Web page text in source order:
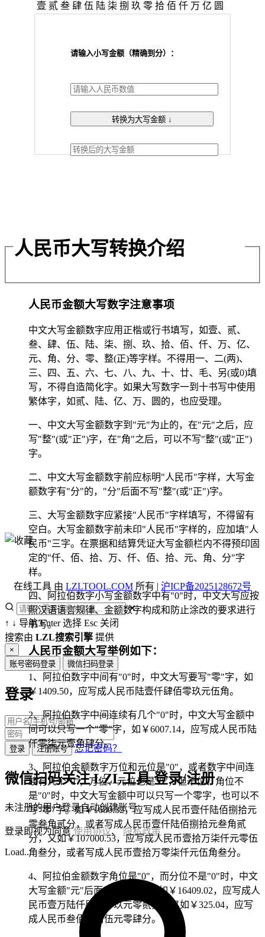
时间
轮胎胎压打气计算器
壹 贰 叁 肆 伍 陆 柒 捌 玖 零 拾 佰 仟 万 亿 圆
请输入小写金额（精确到分）：
人民币大写转换介绍
人民币金额大写数字注意事项
中文大写金额数字应用正楷或行书填写，如壹、贰、
叁、肆、伍、陆、柒、捌、玖、拾、佰、仟、万、亿、
元、角、分、零、整(正)等字样。不得用一、二(两)、
三、四、五、六、七、八、九、十、廿、毛、另(或0)填
写，不得自造简化字。如果大写数字一到十书写中使用
繁体字，如贰、陆、亿、万、圆的，也应受理。
一、中文大写金额数字到"元"为止的，在"元"之后，应
写"整"(或"正")字，在"角"之后，可以不写"整"(或"正")
字。
二、中文大写金额数字前应标明"人民币"字样，大写金
额数字有"分"的，"分"后面不写"整"(或"正")字。
三、大写金额数字应紧接"人民币"字样填写，不得留有
空白。大写金额数字前未印"人民币"字样的，应加填"人
民币"三字。在票据和结算凭证大写金额栏内不得预印固
定的"仟、佰、拾、万、仟、佰、拾、元、角、分"字
样。
四、阿拉伯数字小写金额数字中有"0"时，中文大写应按
照汉语语言规律、金额数字构成和防止涂改的要求进行
书写。
人民币金额大写举例如下：
1、阿拉伯数字中间有"0"时，中文大写要写"零"字，如
￥1409.50，应写成人民币陆壹仟肆佰零玖元伍角。
2、阿拉伯数字中间连续有几个"0"时，中文大写金额中
间可以只写一个"零"字，如￥6007.14，应写成人民币陆
仟零柒元壹角肆分。
3、阿拉伯金额数字万位和元位是"0"，或者数字中间连
续有几个"0"，万位、元位也是"0"，但千位、角位不
是"0"时，中文大写金额中可以只写一个零字，也可以不
写"零"字。如￥1680.32，应写成人民币壹仟陆佰捌拾元
零叁角贰分，或者写成人民币壹仟陆佰捌拾元叁角贰
分，又如￥107000.53，应写成人民币壹拾万柒仟元零伍
角叁分，或者写成人民币壹拾万零柒仟元伍角叁分。
4、阿拉伯金额数字角位是"0"，而分位不是"0"时，中文
大写金额"元"后面应写"零"字。如￥16409.02，应写成人
民币壹万陆仟肆佰零玖元零贰分；又如￥325.04，应写
成人民币叁佰贰拾伍元零肆分。
在线工具 由 LZLTOOL.COM 所有 | 沪ICP备2025128672号
✕
↑ ↓ 导航 Enter选择 Esc 关闭
搜索由 LZL搜索引擎提供
×
账号密码登录
微信扫码登录
登录
登录 注册账号 忘记密码？
微信扫码关注 LZL工具 登录/注册
未注册的用户登录自动创建账号
登录即视为同意使用协议、隐私政策
Load...